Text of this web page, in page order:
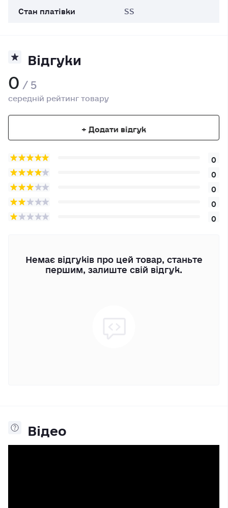
Стан платівки
SS
Відгуки
0 / 5
середній рейтинг товару
+ Додати відгук
0
0
0
0
0
Немає відгуків про цей товар, станьте
першим, залиште свій відгук.
Відео